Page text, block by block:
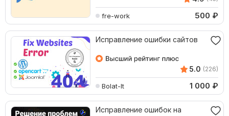
fre-work 500 ₽
Исправление ошибки сайтов
5.0 (226)
Bolat-lt 1 000 ₽
Исправление ошибок на